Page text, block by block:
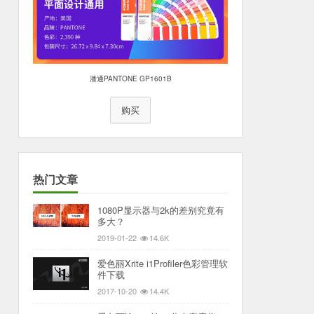
潘通PANTONE GP1601B
购买
热门文章
1080P显示器与2k的差别究竟有
多大？
2019-01-22 14.6K
爱色丽Xrite i1Profiler色彩管理软
件下载
2017-10-20 14.4K